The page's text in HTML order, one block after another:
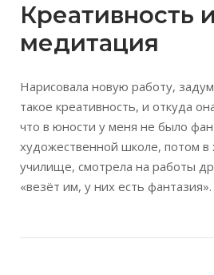
Креативность и
медитация
Нарисовала новую работу,
такое креативность, и откуда
что в юности у меня не было
художественной школе, потом в
училище, смотрела на работы
«везёт им, у них есть